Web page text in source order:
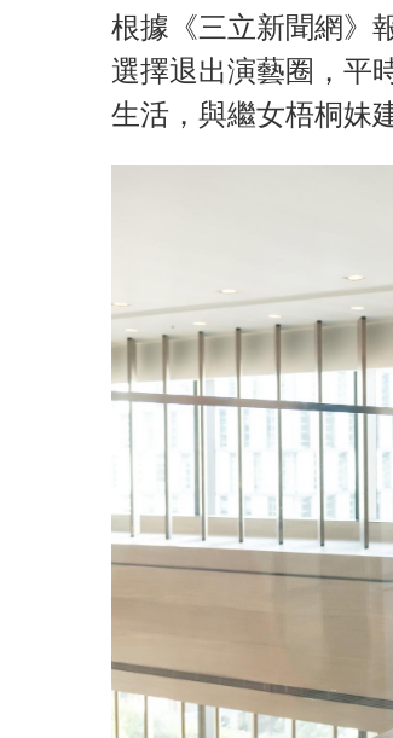
根據《三立新聞網》
選擇退出演藝圈，平
生活，與繼女梧桐妹